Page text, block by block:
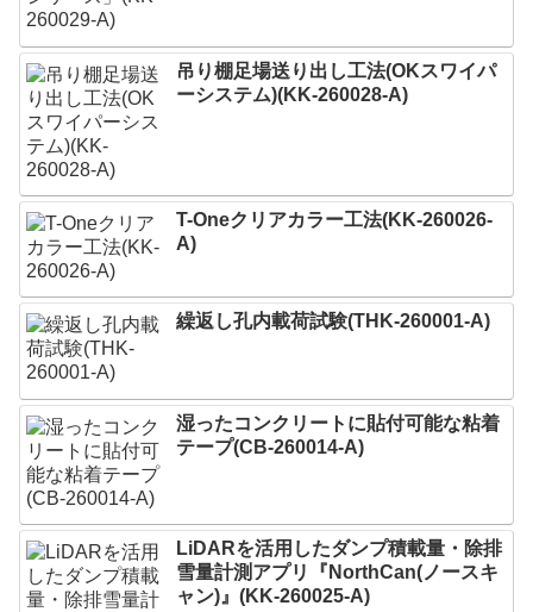
吊り棚足場送り出し工法(OKスワイパ
ーシステム)(KK-260028-A)
T-Oneクリアカラー工法(KK-260026-
A)
繰返し孔内載荷試験(THK-260001-A)
湿ったコンクリートに貼付可能な粘着
テープ(CB-260014-A)
LiDARを活用したダンプ積載量・除排
雪量計測アプリ『NorthCan(ノースキ
ャン)』(KK-260025-A)